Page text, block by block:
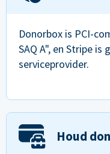
Donorbox is PCI-
SAQ A", en Stripe
serviceprovider.
Houd